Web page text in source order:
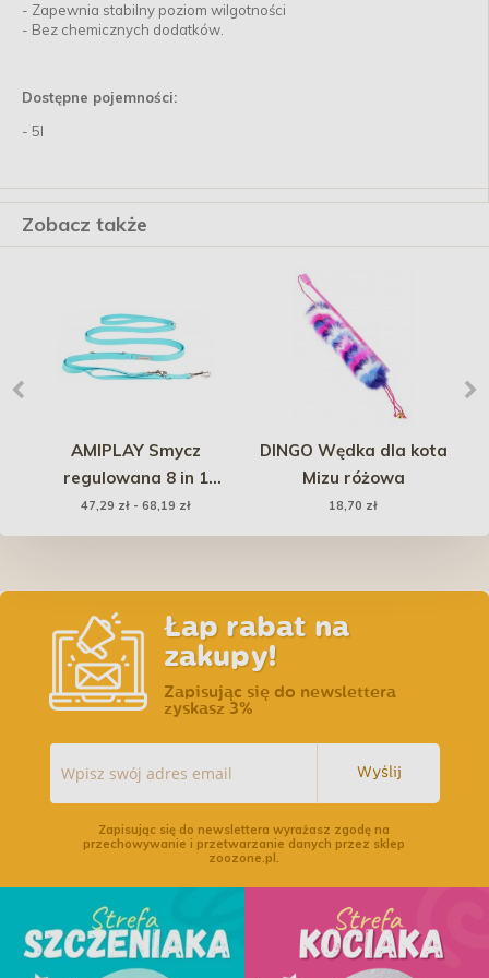
- Zapewnia stabilny poziom wilgotności
- Bez chemicznych dodatków.
Dostępne pojemności:
- 5l
Zobacz także
AMIPLAY Smycz
regulowana 8 in 1
Samba - Turkusowy
47,29 zł - 68,19 zł
DINGO Wędka dla kota
Mizu różowa
18,70 zł
Łap rabat na
zakupy!
Zapisując się do newslettera
zyskasz 3%
Wyślij
Zapisując się do newslettera wyrażasz zgodę na
przechowywanie i przetwarzanie danych przez sklep
zoozone.pl.